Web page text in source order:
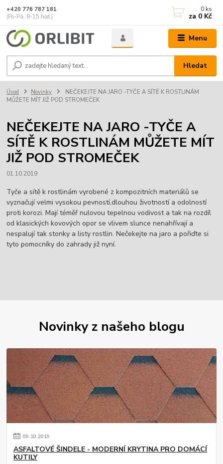
Menu
Hledat
+420 776 787 181
(Po-Pá, 8-15 hod.)
0 ks
za 0 Kč
Úvod Novinky
NEČEKEJTE NA JARO -TYČE A SÍTĚ K ROSTLINÁM
MŮŽETE MÍT JIŽ POD STROMEČEK
NEČEKEJTE NA JARO -TYČE A
SÍTĚ K ROSTLINÁM MŮŽETE MÍT
JIŽ POD STROMEČEK
01.10.2019
Tyče a sítě k rostlinám vyrobené z kompozitních materiálů se
vyznačují velmi vysokou pevností,dlouhou životností a odolností
proti korozi. Mají téměř nulovou tepelnou vodivost a tak na rozdíl
od klasických kovových opor se vlivem slunce nenahřívají a
nespalují tak stonky a listy rostlin. Nečekejte na jaro a pořiďte si
tyto pomocníky do zahrady již nyní.
Novinky z našeho blogu
09.10.2019
ASFALTOVÉ ŠINDELE - MODERNÍ KRYTINA PRO DOMÁCÍ
KUTILY